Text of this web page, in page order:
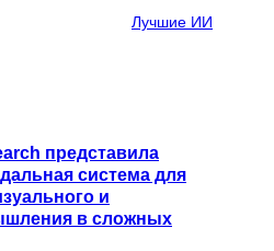
Лучшие ИИ
представила
система для
и
в сложных